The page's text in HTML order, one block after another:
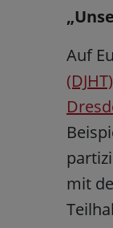
Auf
(DJHT)
mit